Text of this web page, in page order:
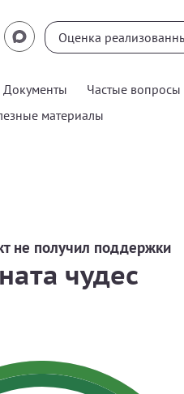
Документы Частые вопросы
материалы
не получил поддержки
чудес